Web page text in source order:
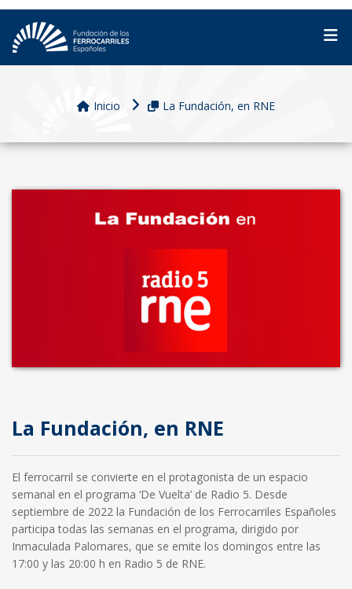
Inicio La Fundación, en RNE
La Fundación, en RNE
El ferrocarril se convierte en el protagonista de un espacio
semanal en el programa ‘De Vuelta’ de Radio 5. Desde
septiembre de 2022 la Fundación de los Ferrocarriles Españoles
participa todas las semanas en el programa, dirigido por
Inmaculada Palomares, que se emite los domingos entre las
17:00 y las 20:00 h en Radio 5 de RNE.